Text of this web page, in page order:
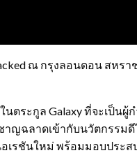
ณ กรุงลอนดอน สหร
ตระกูล Galaxy ที่จะเป็น
ญฉลาดเข้ากับนวัตกรรม
เรชันใหม่ พร้อมมอบประ